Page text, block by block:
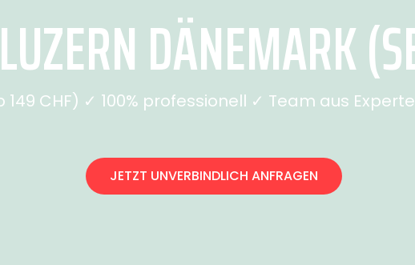
DÄNEMARK
CHF) ✓ 100% professionell ✓ Team aus
JETZT UNVERBINDLICH ANFRAGEN